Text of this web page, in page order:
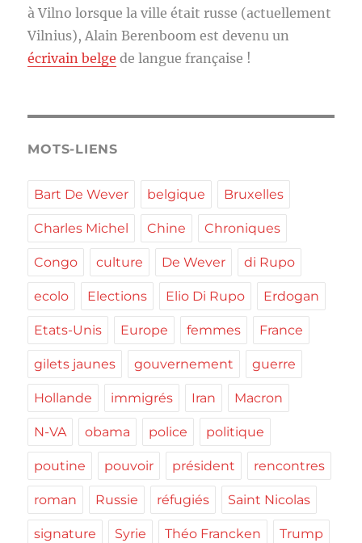
à Vilno lorsque la ville était russe (actuellement
Vilnius), Alain Berenboom est devenu un
écrivain belge de langue française !
MOTS-LIENS
Bart De Wever belgique Bruxelles
Charles Michel Chine Chroniques
Congo culture De Wever di Rupo
ecolo Elections Elio Di Rupo Erdogan
Etats-Unis Europe femmes France
gilets jaunes gouvernement guerre
Hollande immigrés Iran Macron
N-VA obama police politique
poutine pouvoir président rencontres
roman Russie réfugiés Saint Nicolas
signature Syrie Théo Francken Trump